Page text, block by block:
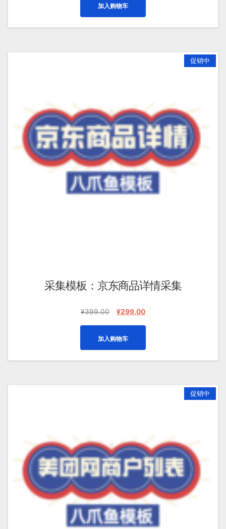
¥299.00。
为：
¥199.00。
加入购物车
促销中
采集模板：京东商品详情采集
¥399.00
原
¥399.00。
¥299.00当
为：
¥299.00。
加入购物车
促销中